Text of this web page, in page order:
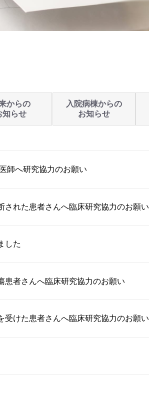
からの
知らせ
入院病棟からの
お知らせ
師へ研究協力のお願い
れた患者さんへ臨床研究協力のお願い
した
患者さんへ臨床研究協力のお願い
受けた患者さんへ臨床研究協力のお願い